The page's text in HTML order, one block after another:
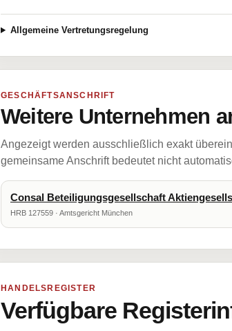
Allgemeine Vertretungsregelung
GESCHÄFTSANSCHRIFT
Weitere Unternehmen
Angezeigt werden ausschließlich exakt
gemeinsame Anschrift bedeutet nicht
Consal Beteiligungsgesellschaft
HRB 127559 · Amtsgericht München
HANDELSREGISTER
Verfügbare